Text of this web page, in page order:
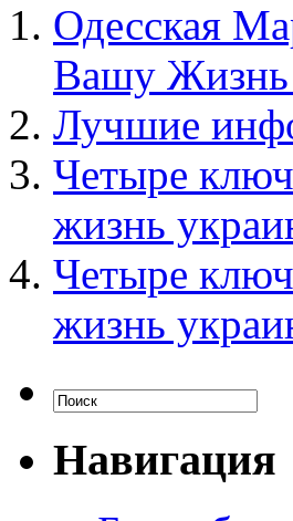
Одесская
Вашу Жизнь
Лучшие
Четыре
жизнь
Четыре
жизнь
Навигация